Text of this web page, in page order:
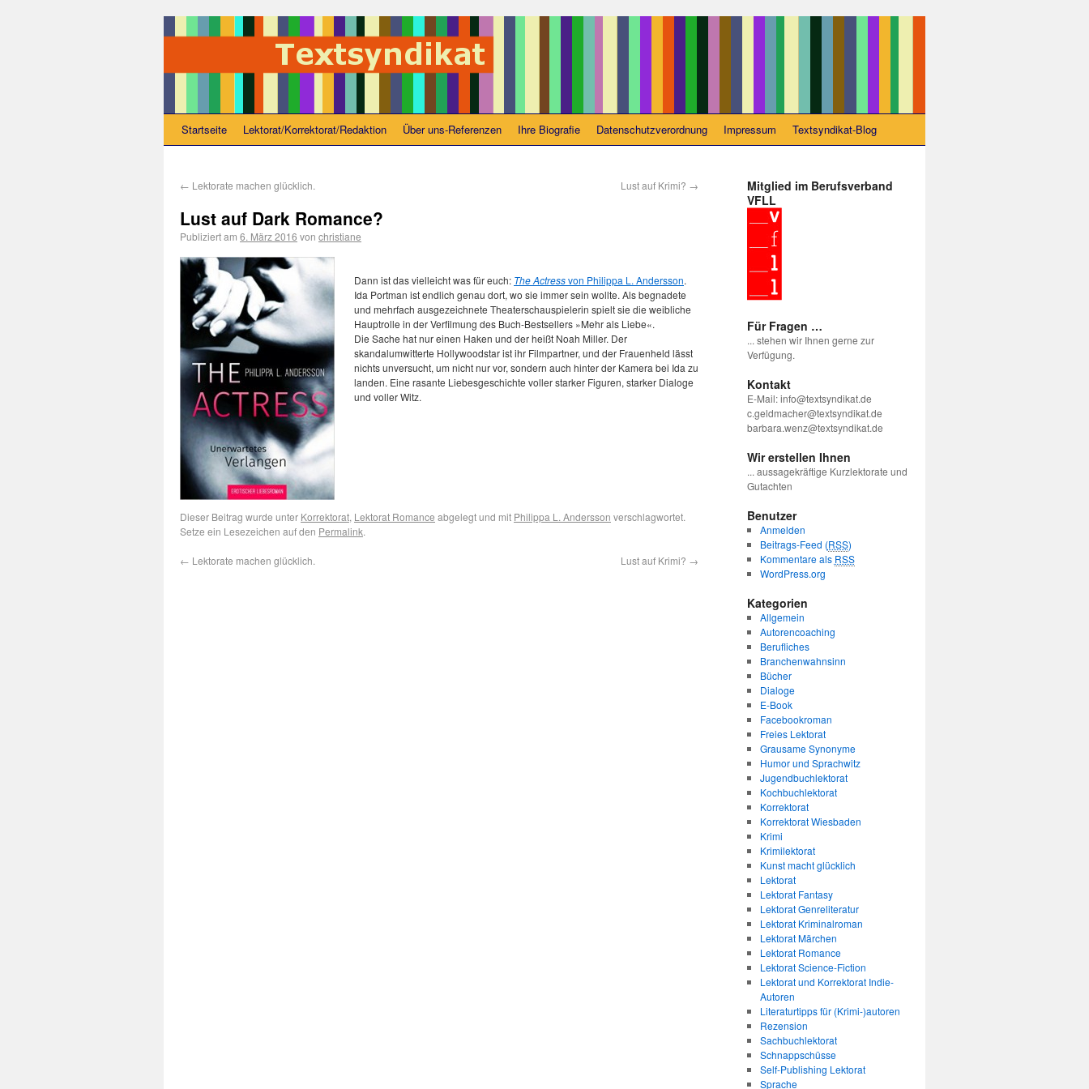
Startseite Lektorat/Korrektorat/Redaktion Über uns-Referenzen Ihre Biografie Datenschutzverordnung Impressum Textsyndikat-Blog
← Lektorate machen glücklich. Lust auf Krimi? →
Lust auf Dark Romance?
Publiziert am 6. März 2016 von christiane
Dann ist das vielleicht was für euch: The Actressvon Philippa L. Andersson.
Ida Portman ist endlich genau dort, wo sie immer sein wollte. Als begnadete
und mehrfach ausgezeichnete Theaterschauspielerin spielt sie die weibliche
Hauptrolle in der Verfilmung des Buch-Bestsellers »Mehr als Liebe«.
Die Sache hat nur einen Haken und der heißt Noah Miller. Der
skandalumwitterte Hollywoodstar ist ihr Filmpartner, und der Frauenheld lässt
nichts unversucht, um nicht nur vor, sondern auch hinter der Kamera bei Ida zu
landen. Eine rasante Liebesgeschichte voller starker Figuren, starker Dialoge
und voller Witz.
Dieser Beitrag wurde unter Korrektorat, Lektorat Romance abgelegt und mit Philippa L. Andersson verschlagwortet.
Setze ein Lesezeichen auf den Permalink.
← Lektorate machen glücklich. Lust auf Krimi? →
Mitglied im Berufsverband
VFLL
Für Fragen …
... stehen wir Ihnen gerne zur
Verfügung.
Kontakt
E-Mail: info@textsyndikat.de
c.geldmacher@textsyndikat.de
barbara.wenz@textsyndikat.de
Wir erstellen Ihnen
... aussagekräftige Kurzlektorate und
Gutachten
Benutzer
Anmelden
Beitrags-Feed (RSS)
Kommentare als RSS
WordPress.org
Kategorien
Allgemein
Autorencoaching
Berufliches
Branchenwahnsinn
Bücher
Dialoge
E-Book
Facebookroman
Freies Lektorat
Grausame Synonyme
Humor und Sprachwitz
Jugendbuchlektorat
Kochbuchlektorat
Korrektorat
Korrektorat Wiesbaden
Krimi
Krimilektorat
Kunst macht glücklich
Lektorat
Lektorat Fantasy
Lektorat Genreliteratur
Lektorat Kriminalroman
Lektorat Märchen
Lektorat Romance
Lektorat Science-Fiction
Lektorat und Korrektorat Indie-
Autoren
Literaturtipps für (Krimi-)autoren
Rezension
Sachbuchlektorat
Schnappschüsse
Self-Publishing Lektorat
Sprache